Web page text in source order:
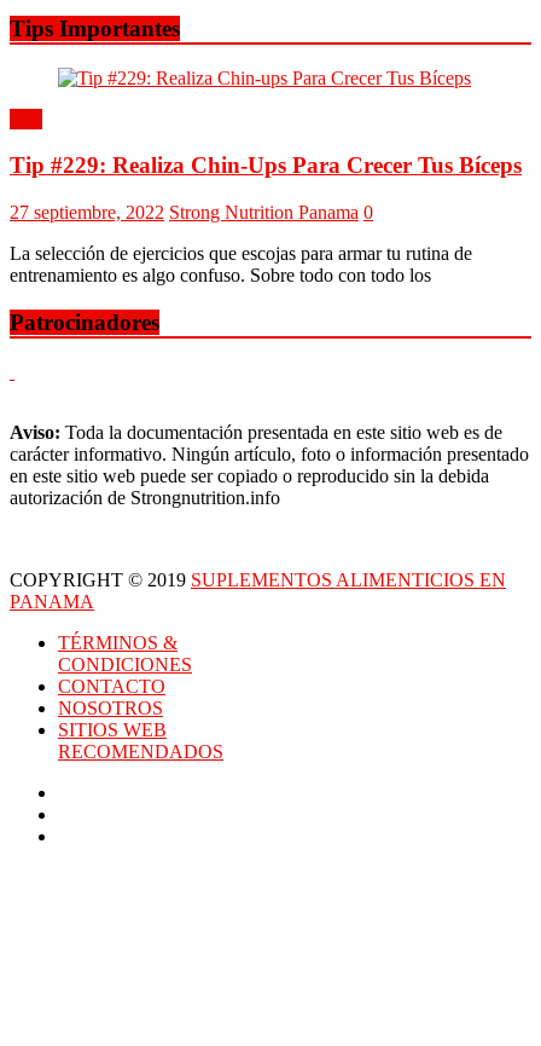
Tips Importantes
Tip #229: Realiza Chin-Ups Para Crecer Tus Bíceps
27 septiembre, 2022 Strong Nutrition Panama 0
La selección de ejercicios que escojas para armar tu rutina de
entrenamiento es algo confuso. Sobre todo con todo los
Patrocinadores
Aviso: Toda la documentación presentada en este sitio web es de
carácter informativo. Ningún artículo, foto o información presentado
en este sitio web puede ser copiado o reproducido sin la debida
autorización de Strongnutrition.info
COPYRIGHT © 2019 SUPLEMENTOS ALIMENTICIOS EN
PANAMA
TÉRMINOS &
CONDICIONES
CONTACTO
NOSOTROS
SITIOS WEB
RECOMENDADOS